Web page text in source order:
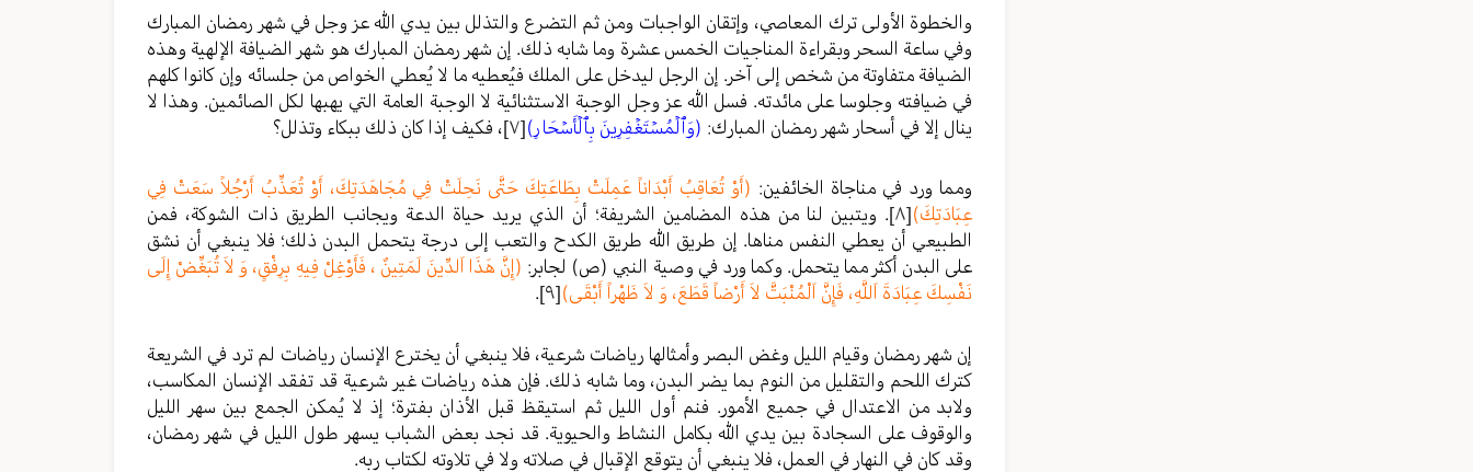
والخطوة الأولى ترك المعاصي، وإتقان الواجبات ومن ثم التضرع والتذلل بين يدي الله عز وجل في شهر رمضان المبارك
وفي ساعة السحر وبقراءة المناجيات الخمس عشرة وما شابه ذلك. إن شهر رمضان المبارك هو شهر الضيافة الإلهية وهذه
الضيافة متفاوتة من شخص إلى آخر. إن الرجل ليدخل على الملك فيُعطيه ما لا يُعطي الخواص من جلسائه وإن كانوا كلهم
في ضيافته وجلوسا على مائدته. فسل الله عز وجل الوجبة الاستثنائية لا الوجبة العامة التي يهبها لكل الصائمين. وهذا لا
ينال إلا في أسحار شهر رمضان المبارك: (وَٱلۡمُسۡتَغۡفِرِينَ بِٱلۡأَسۡحَارِ)[٧] ، فكيف إذا كان ذلك ببكاء وتذلل؟
ومما ورد في مناجاة الخائفين: (أَوْ تُعَاقِبُ أَبْدَاناً عَمِلَتْ بِطَاعَتِكَ حَتَّى نَحِلَتْ فِي مُجَاهَدَتِكَ، أَوْ تُعَذِّبُ أَرْجُلاً سَعَتْ فِي
عِبَادَتِكَ)[٨]
. ويتبين لنا من هذه المضامين الشريفة؛ أن الذي يريد حياة الدعة ويجانب الطريق ذات الشوكة، فمن
الطبيعي أن يعطي النفس مناها. إن طريق الله طريق الكدح والتعب إلى درجة يتحمل البدن ذلك؛ فلا ينبغي أن نشق
على البدن أكثر مما يتحمل. وكما ورد في وصية النبي (ص) لجابر: (إِنَّ هَذَا اَلدِّينَ لَمَتِينٌ ، فَأَوْغِلْ فِيهِ بِرِفْقٍ، وَ لاَ تُبَغِّضْ إِلَى
نَفْسِكَ عِبَادَةَ اَللَّهِ، فَإِنَّ اَلْمُنْبَتَّ لاَ أَرْضاً قَطَعَ، وَ لاَ ظَهْراً أَبْقَى)[٩] .
إن شهر رمضان وقيام الليل وغض البصر وأمثالها رياضات شرعية، فلا ينبغي أن يخترع الإنسان رياضات لم ترد في الشريعة
كترك اللحم والتقليل من النوم بما يضر البدن، وما شابه ذلك. فإن هذه رياضات غير شرعية قد تفقد الإنسان المكاسب،
ولابد من الاعتدال في جميع الأمور. فنم أول الليل ثم استيقظ قبل الأذان بفترة؛ إذ لا يُمكن الجمع بين سهر الليل
والوقوف على السجادة بين يدي الله بكامل النشاط والحيوية. قد نجد بعض الشباب يسهر طول الليل في شهر رمضان،
وقد كان في النهار في العمل، فلا ينبغي أن يتوقع الإقبال في صلاته ولا في تلاوته لكتاب ربه.